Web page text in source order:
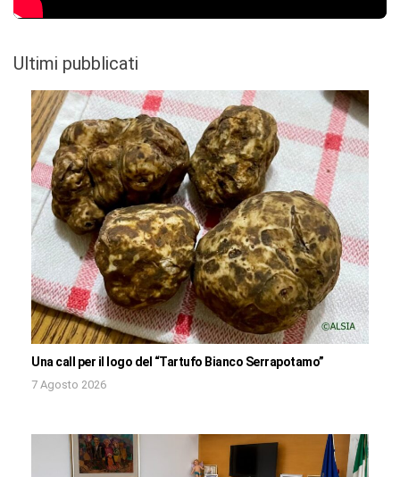
Ultimi pubblicati
Una call per il logo del “Tartufo Bianco Serrapotamo”
7 Agosto 2026